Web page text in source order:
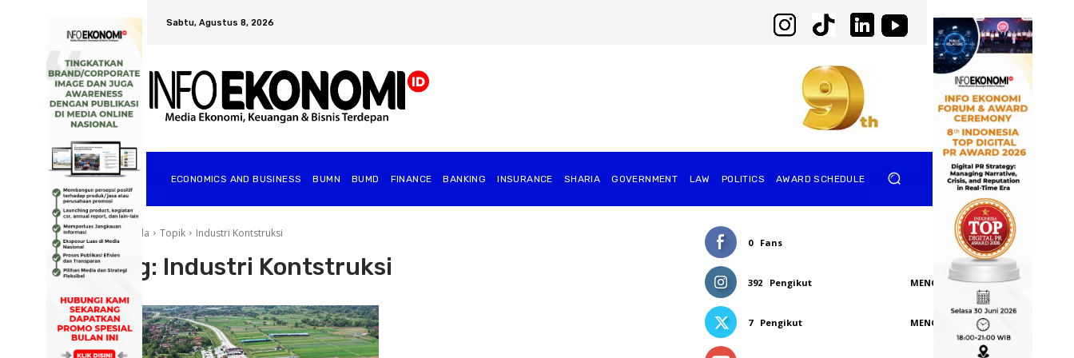
Sabtu, Agustus 8, 2026
ECONOMICS AND BUSINESS BUMN BUMD FINANCE BANKING INSURANCE SHARIA GOVERNMENT ⁠LAW POLITICS AWARD SCHEDULE
Beranda Topik Industri Kontstruksi
Tag: Industri Kontstruksi
0 Fans SUKA
392 Pengikut MENGIKUTI
7 Pengikut MENGIKUTI